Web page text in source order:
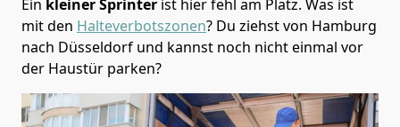
Ein kleiner Sprinter ist hier fehl am Platz. Was ist
mit den Halteverbotszonen? Du ziehst von Hamburg
nach Düsseldorf und kannst noch nicht einmal vor
der Haustür parken?